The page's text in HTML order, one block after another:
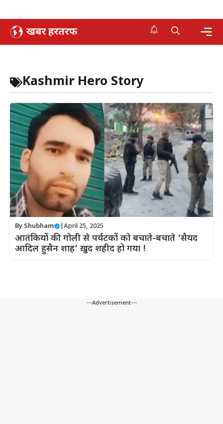
Skip
Kashmir Hero Story
By Shubham April 25, 2025
आतंकियों की गोली से पर्यटकों को बचाते-बचाते ‘सैयद
आदिल हुसैन शाह’ ख़ुद शहीद हो गया !
---Advertisement---